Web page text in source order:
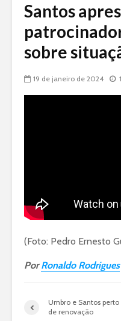
Santos
sobre
19 de janeiro de 2024
(Foto: Pedro Ernesto
PorRonaldo Rodrigues
Umbro e Santos perto
de renovação